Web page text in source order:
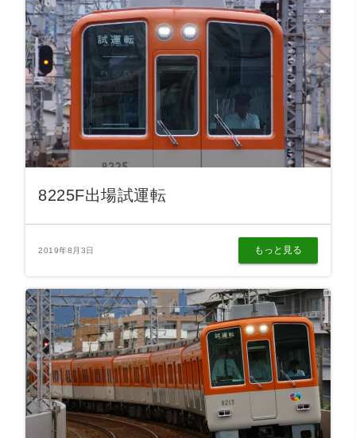
8225F出場試運転
2019年8月3日 もっと見る